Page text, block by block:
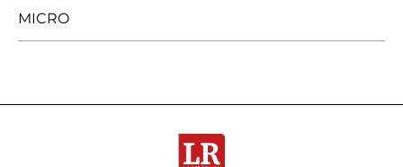
MICRO